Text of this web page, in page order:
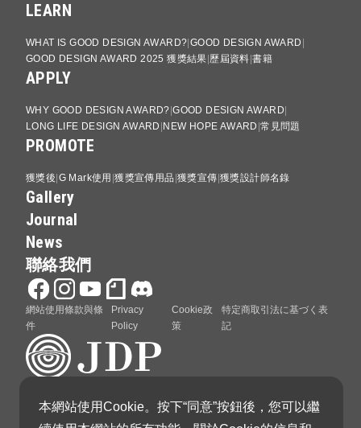
LEARN
WHAT IS GOOD DESIGN AWARD? GOOD DESIGN AWARD
GOOD DESIGN AWARD 2025 獲獎結果 歷屆資料 書籍
APPLY
WHY GOOD DESIGN AWARD? GOOD DESIGN AWARD
LONG LIFE DESIGN AWARD NEW HOPE AWARD 常見問題
PROMOTE
獲獎後 G Mark使用 獲獎宣傳用品 獲獎宣傳 獲獎設計師名錄
Gallery
Journal
News
聯絡我們
網站使用條款與條
件
Privacy
Policy
Cookie政
策
特定商取引法に基づく表
記
GOOD DESIGN AWARD 由日本設計振興會（Japan
本網站使用Cookie。按下“同意”按鈕後，您可以繼